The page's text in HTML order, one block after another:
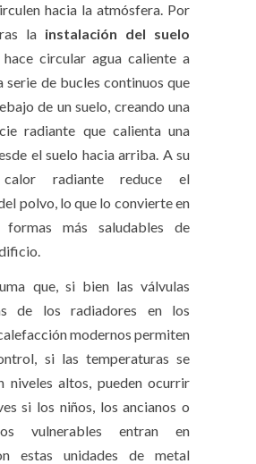
hacia la atmósfera. Por
la instalación del suelo
hace circular agua caliente a
serie de bucles continuos que
de un suelo, creando una
radiante que calienta una
el suelo hacia arriba. A su
radiante reduce el
polvo, lo que lo convierte en
más saludables de
que, si bien las válvulas
de los radiadores en los
modernos permiten
si las temperaturas se
niveles altos, pueden ocurrir
si los niños, los ancianos o
vulnerables entran en
estas unidades de metal